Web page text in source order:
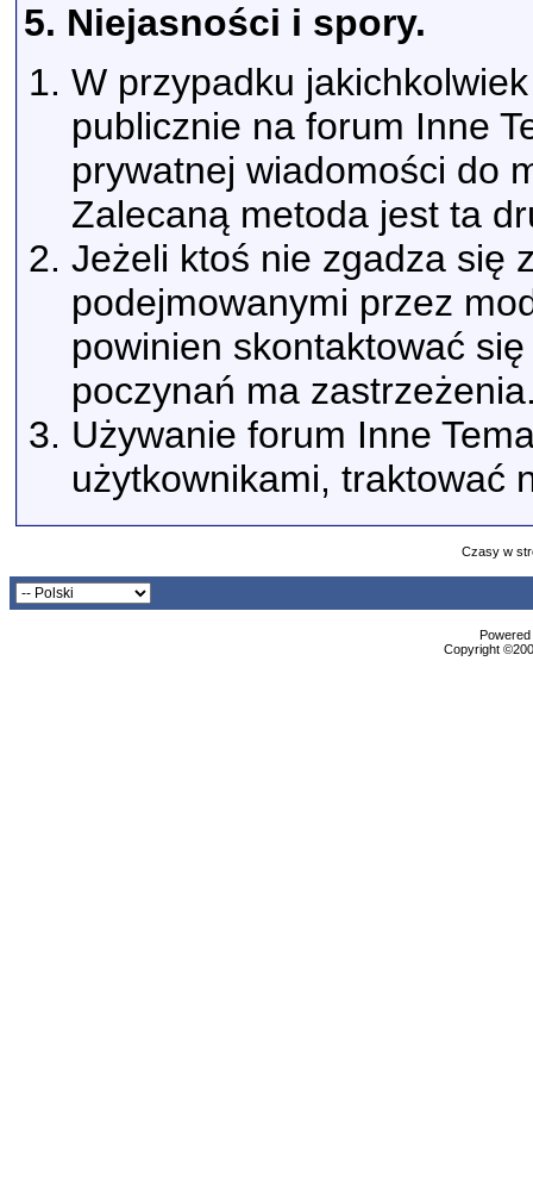
5. Niejasności i spory.
W przypadku
publicznie na forum Inne
prywatnej wiadomości do
Zalecaną metoda jest ta
Jeżeli ktoś nie zgadza się
podejmowanymi przez
powinien skontaktować
poczynań ma
Używanie forum Inne
użytkownikami, traktować
Czasy w
Copyright